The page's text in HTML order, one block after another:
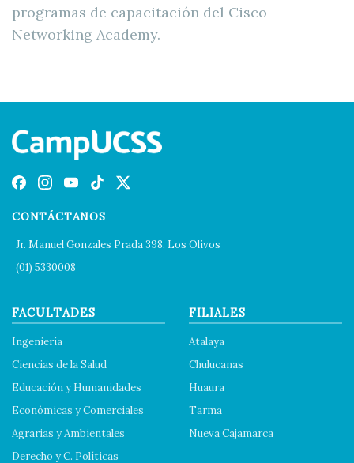
programas de capacitación del Cisco
Networking Academy.
CONTÁCTANOS
Jr. Manuel Gonzales Prada 398, Los Olivos
(01) 5330008
FACULTADES
Ingeniería
Ciencias de la Salud
Educación y Humanidades
Económicas y Comerciales
Agrarias y Ambientales
Derecho y C. Políticas
FILIALES
Atalaya
Chulucanas
Huaura
Tarma
Nueva Cajamarca